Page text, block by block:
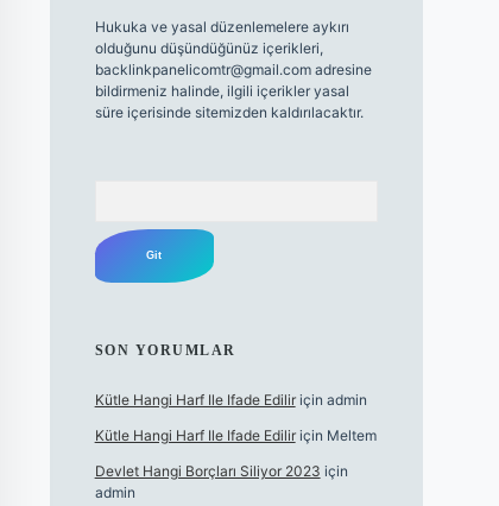
Hukuka ve yasal düzenlemelere aykırı
olduğunu düşündüğünüz içerikleri,
backlinkpanelicomtr@gmail.comadresine
bildirmeniz halinde, ilgili içerikler yasal
süre içerisinde sitemizden kaldırılacaktır.
SON YORUMLAR
Kütle Hangi Harf Ile Ifade Ediliriçin admin
Kütle Hangi Harf Ile Ifade Ediliriçin Meltem
Devlet Hangi Borçları Siliyor 2023 için
admin